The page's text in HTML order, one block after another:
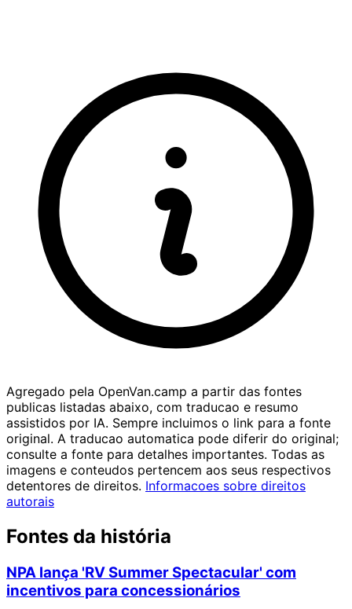
Agregado pela OpenVan.camp a partir das fontes
publicas listadas abaixo, com traducao e resumo
assistidos por IA. Sempre incluimos o link para a fonte
original. A traducao automatica pode diferir do original;
consulte a fonte para detalhes importantes. Todas as
imagens e conteudos pertencem aos seus respectivos
detentores de direitos. Informacoes sobre direitos
autorais
Fontes da história
NPA lança 'RV Summer Spectacular' com
incentivos para concessionários